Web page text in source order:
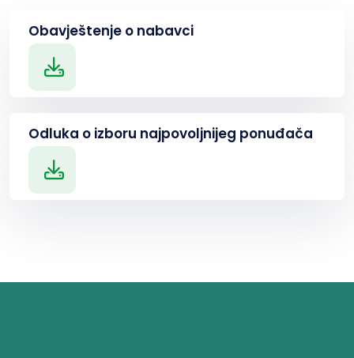
Obavještenje o nabavci
Odluka o izboru najpovoljnijeg ponuđača